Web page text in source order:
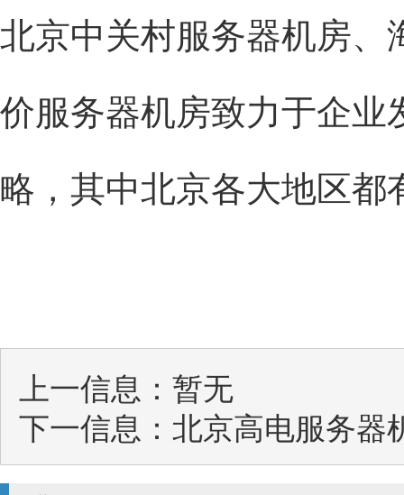
北京中关村服务器机房
价服务器机房致力于企
略，其中北京各大地区
上一信息：暂无
下一信息： 北京高电服务器